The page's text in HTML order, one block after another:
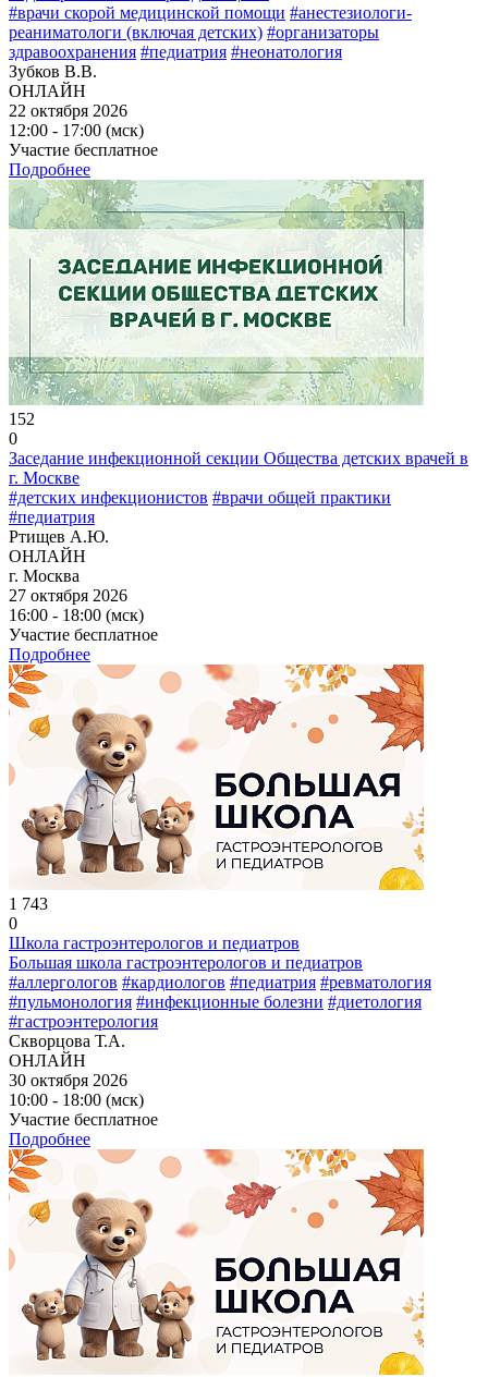
#врачи скорой медицинской помощи #анестезиологи-
реаниматологи (включая детских) #организаторы
здравоохранения #педиатрия #неонатология
Зубков В.В.
ОНЛАЙН
22 октября 2026
12:00 - 17:00 (мск)
Участие бесплатное
Подробнее
152
0
Заседание инфекционной секции Общества детских врачей в
г. Москве
#детских инфекционистов #врачи общей практики
#педиатрия
Ртищев А.Ю.
ОНЛАЙН
г. Москва
27 октября 2026
16:00 - 18:00 (мск)
Участие бесплатное
Подробнее
1 743
0
Школа гастроэнтерологов и педиатров
Большая школа гастроэнтерологов и педиатров
#аллергологов #кардиологов #педиатрия #ревматология
#пульмонология #инфекционные болезни #диетология
#гастроэнтерология
Скворцова Т.А.
ОНЛАЙН
30 октября 2026
10:00 - 18:00 (мск)
Участие бесплатное
Подробнее